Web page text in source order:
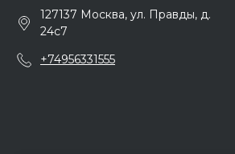
127137 Москва, ул. Правды, д.
24с7
+74956331555